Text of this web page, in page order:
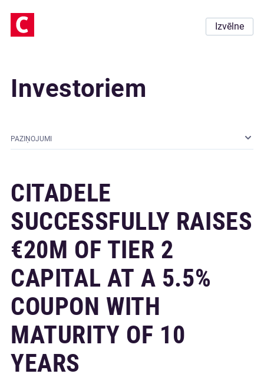
Izvēlne
Investoriem
PAZIŅOJUMI
CITADELE
SUCCESSFULLY RAISES
€20M OF TIER 2
CAPITAL AT A 5.5%
COUPON WITH
MATURITY OF 10
YEARS